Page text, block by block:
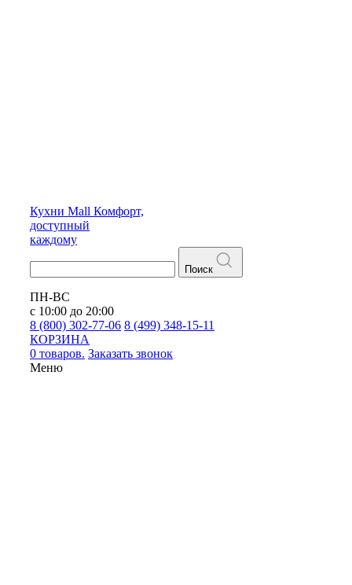
Кухни Mall Комфорт,
доступный
каждому
Поиск
ПН-ВС
с 10:00 до 20:00
8 (800) 302-77-06 8 (499) 348-15-11
КОРЗИНА
0 товаров. Заказать звонок
Меню